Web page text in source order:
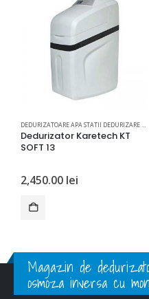
DEDURIZATOARE APA STATII DEDURIZARE APA
Dedurizator Karetech KT
SOFT 13
2,450.00 lei
Magazin de
osmoza inversa cu